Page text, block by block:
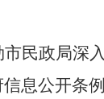
市民政局深
息公开条